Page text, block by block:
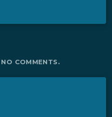
COMMENTS.